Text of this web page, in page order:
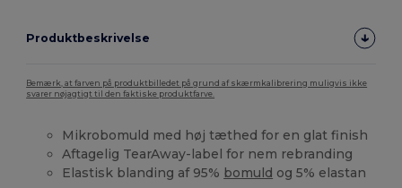
Produktbeskrivelse
Bemærk, at farven på produktbilledet på grund af skærmkalibrering muligvis ikke
svarer nøjagtigt til den faktiske produktfarve.
Mikrobomuld med høj tæthed for en glat finish
Aftagelig TearAway-label for nem rebranding
Elastisk blanding af 95% bomuld og 5% elastan